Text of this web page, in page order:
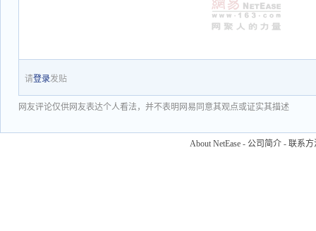
请登录发贴
网友评论仅供网友表达个人看法，并不表明网易同意其观点或证实其描述
About NetEase - 公司简介 - 联系方